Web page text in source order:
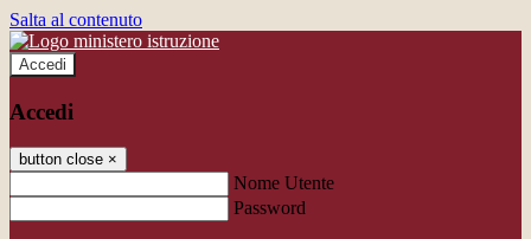
Salta al contenuto
Accedi
Accedi
button close ×
Nome Utente
Password